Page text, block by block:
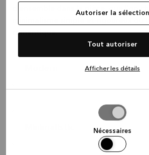
Autoriser la sélection
Tout autoriser
Afficher les détails
Nécessaires
d'ensemble dans la pièce, que l'on
romantique.